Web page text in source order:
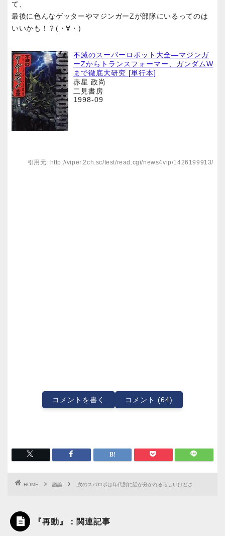
て、
最後に色んなゲッターやマジンガーZが部隊にいるってのは
いいかも！？(・∀・)
不滅のスーパーロボット大全―マジンガ
ーZからトランスフォーマー、ガンダムW
まで徹底大研究 [単行本]
赤星 政尚
二見書房
1998-09
引用元: http://viper.2ch.sc/test/read.cgi/news4vip/1426199913/
コメントを書く コメント (64)
HOME 議論 次のスパロボは年代別に話が分かれるらしいけどさ
『再動』：関連記事